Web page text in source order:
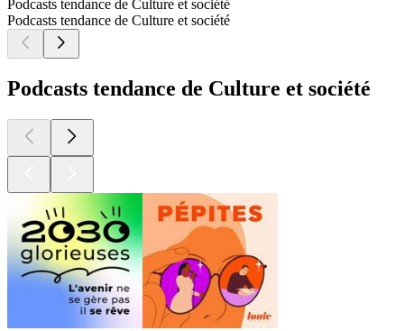
Podcasts tendance de Culture et société
Podcasts tendance de Culture et société
Podcasts tendance de Culture et société